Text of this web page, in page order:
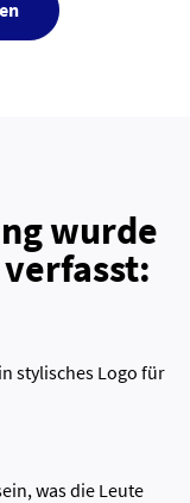
wurde
stylisches Logo für
was die Leute